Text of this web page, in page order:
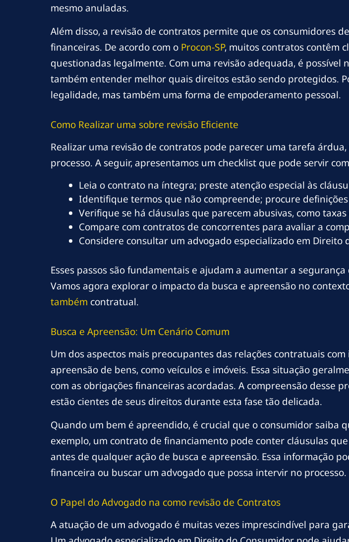
mesmo anuladas.
Além disso, a revisão de contratos permite que os consumidores
financeiras. De acordo com o Procon-SP, muitos contratos contêm
questionadas legalmente. Com uma revisão adequada, é possível
também entender melhor quais direitos estão sendo protegidos.
legalidade, mas também uma forma de empoderamento pessoal.
Como Realizar uma sobre revisão Eficiente
Realizar uma revisão de contratos pode parecer uma tarefa
processo. A seguir, apresentamos um checklist que pode servir
Leia o contrato na íntegra; preste atenção especial às
Identifique termos que não compreende; procure
Verifique se há cláusulas que parecem abusivas, como
Compare com contratos de concorrentes para avaliar a
Considere consultar um advogado especializado em Direito
Esses passos são fundamentais e ajudam a aumentar a
Vamos agora explorar o impacto da busca e apreensão no
também contratual.
Busca e Apreensão: Um Cenário Comum
Um dos aspectos mais preocupantes das relações contratuais
apreensão de bens, como veículos e imóveis. Essa situação
com as obrigações financeiras acordadas. A compreensão desse
estão cientes de seus direitos durante esta fase tão delicada.
Quando um bem é apreendido, é crucial que o consumidor saiba
exemplo, um contrato de financiamento pode conter cláusulas
antes de qualquer ação de busca e apreensão. Essa informação
financeira ou buscar um advogado que possa intervir no processo.
O Papel do Advogado na como revisão de Contratos
A atuação de um advogado é muitas vezes imprescindível para